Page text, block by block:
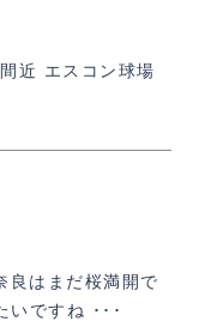
近 エスコン球場
良はまだ桜満開で
いですね ･･･